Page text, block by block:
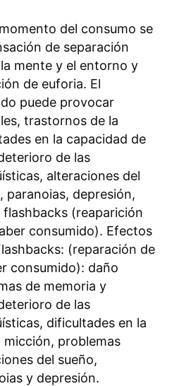
del consumo se
de separación
mente y el entorno y
de euforia. El
puede provocar
trastornos de la
en la capacidad de
de las
alteraciones del
paranoias, depresión,
(reaparición
consumido). Efectos
(reparación de
consumido): daño
de memoria y
de las
dificultades en la
micción, problemas
del sueño,
y depresión.